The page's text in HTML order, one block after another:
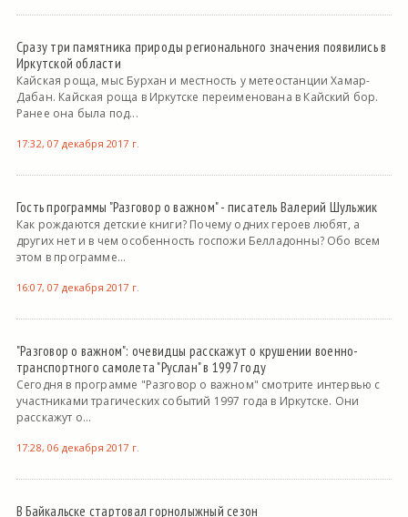
Сразу три памятника природы регионального значения появились в
Иркутской области
Кайская роща, мыс Бурхан и местность у метеостанции Хамар-
Дабан. Кайская роща в Иркутске переименована в Кайский бор.
Ранее она была под...
17:32, 07 декабря 2017 г.
Гость программы "Разговор о важном" - писатель Валерий Шульжик
Как рождаются детские книги? Почему одних героев любят, а
других нет и в чем особенность госпожи Белладонны? Обо всем
этом в программе...
16:07, 07 декабря 2017 г.
"Разговор о важном": очевидцы расскажут о крушении военно-
транспортного самолета "Руслан" в 1997 году
Сегодня в программе "Разговор о важном" смотрите интервью с
участниками трагических событий 1997 года в Иркутске. Они
расскажут о...
17:28, 06 декабря 2017 г.
В Байкальске стартовал горнолыжный сезон